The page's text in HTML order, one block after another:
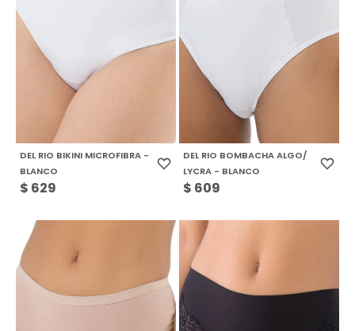
DEL RIO BIKINI MICROFIBRA -
BLANCO
$ 629
DEL RIO BOMBACHA ALGO/
LYCRA - BLANCO
$ 609